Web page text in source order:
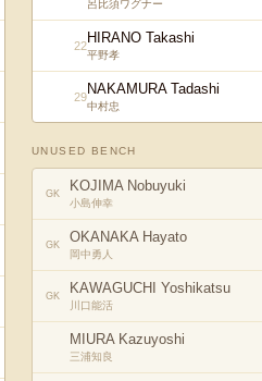
呂比須ワグナー
22HIRANO Takashi
平野孝
29NAKAMURA Tadashi
中村忠
UNUSED BENCH
GK KOJIMA Nobuyuki
小島伸幸
GK OKANAKA Hayato
岡中勇人
GK KAWAGUCHI Yoshikatsu
川口能活
MIURA Kazuyoshi
三浦知良